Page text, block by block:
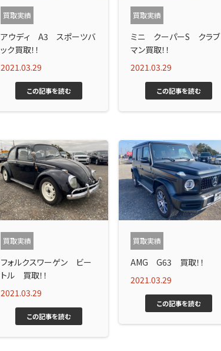
買取実績
アウディ A3 スポーツバ
ック買取！！
2021.03.29
この記事を読む
買取実績
ミニ クーパーS クラブ
マン買取！！
2021.03.29
この記事を読む
買取実績
フォルクスワーゲン ビー
トル 買取！！
2021.03.29
この記事を読む
買取実績
AMG G63 買取！！
2021.03.29
この記事を読む